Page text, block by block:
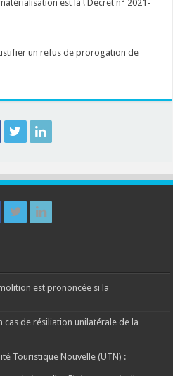
est là ! Décret n° 2021-
un refus de prorogation de
est prononcée si la
cas de résiliation unilatérale de la
Touristique Nouvelle (UTN) :